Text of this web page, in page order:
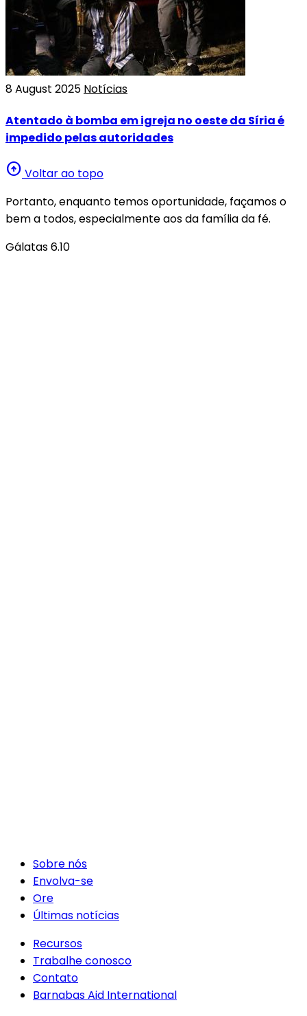
8 August 2025 Notícias
Atentado à bomba em igreja no oeste da Síria é
impedido pelas autoridades
arrow_circle_up Voltar ao topo
Portanto, enquanto temos oportunidade, façamos o
bem a todos, especialmente aos da família da fé.
Gálatas 6.10
Sobre nós
Envolva-se
Ore
Últimas notícias
Recursos
Trabalhe conosco
Contato
Barnabas Aid International